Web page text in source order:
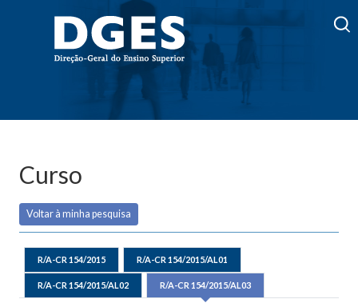
Curso
Voltar à minha pesquisa
R/A-CR 154/2015 R/A-CR 154/2015/AL01
R/A-CR 154/2015/AL02 R/A-CR 154/2015/AL03